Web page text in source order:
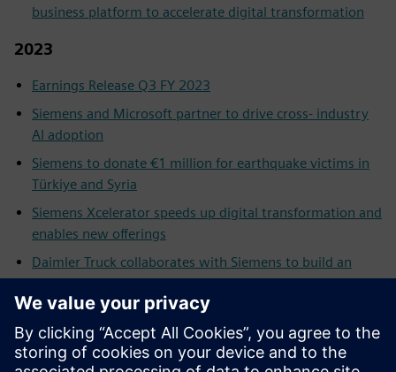
business platform to accelerate digital transformation
2023
Earnings Release Q3 FY 2023
Siemens and Microsoft partner to drive cross- industry
AI adoption
Siemens to donate €1 million for earthquake victims in
Türkiye and Syria
Siemens Xcelerator speeds up digital transformation and
enables new offerings
Daimler Truck collaborates with Siemens to build an
integrated digital engineering platform
New Siemens EcoTech label creates industry-leading